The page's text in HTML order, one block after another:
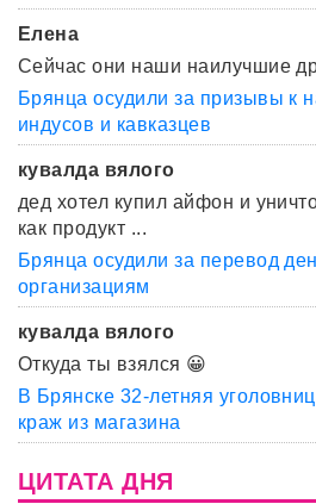
Елена
Сейчас они наши наилучшие
Брянца осудили за призывы к
индусов и кавказцев
кувалда вялого
дед хотел купил айфон и
как продукт ...
Брянца осудили за перевод
организациям
кувалда вялого
Откуда ты взялся 😀
В Брянске 32-летняя
краж из магазина
ЦИТАТА ДНЯ